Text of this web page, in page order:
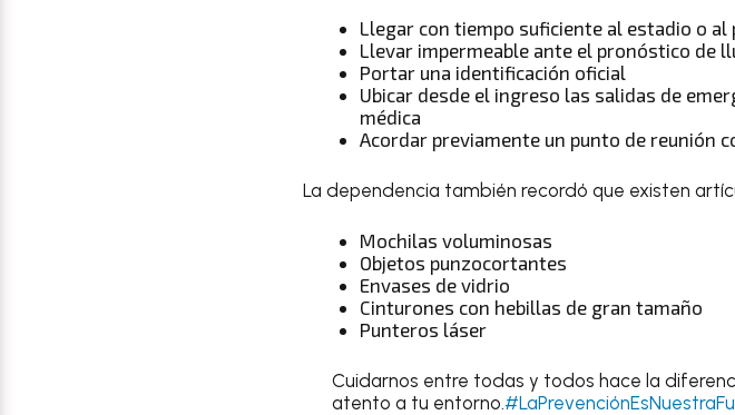
Llegar con tiempo suficiente al estadio o
Llevar impermeable ante el pronóstico de
Portar una identificación oficial
Ubicar desde el ingreso las salidas de
médica
Acordar previamente un punto de reunión
La dependencia también recordó que existen
Mochilas voluminosas
Objetos punzocortantes
Envases de vidrio
Cinturones con hebillas de gran tamaño
Punteros láser
Cuidarnos entre todas y todos hace la
atento a tu entorno.